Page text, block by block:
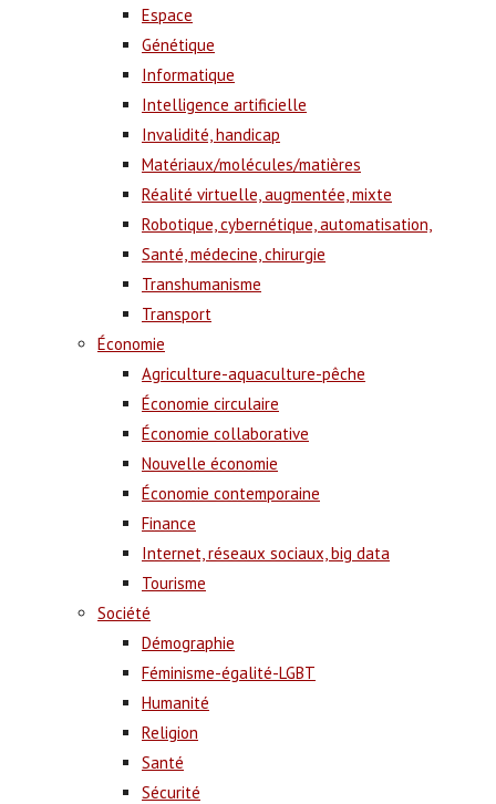
Espace
Génétique
Informatique
Intelligence artificielle
Invalidité, handicap
Matériaux/molécules/matières
Réalité virtuelle, augmentée, mixte
Robotique, cybernétique, automatisation,
Santé, médecine, chirurgie
Transhumanisme
Transport
Économie
Agriculture-aquaculture-pêche
Économie circulaire
Économie collaborative
Nouvelle économie
Économie contemporaine
Finance
Internet, réseaux sociaux, big data
Tourisme
Société
Démographie
Féminisme-égalité-LGBT
Humanité
Religion
Santé
Sécurité